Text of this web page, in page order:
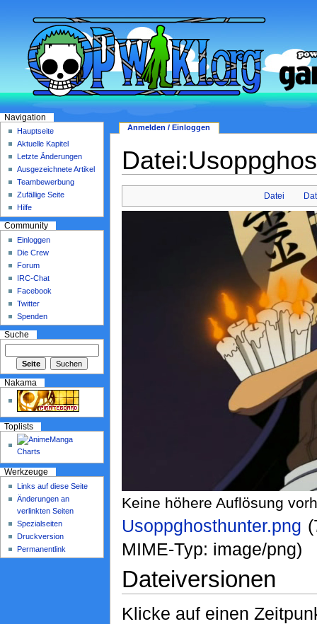
Datei
Keine höhere Auflösung
Usoppghosthunter.png
MIME-Typ: image/png)
Dateiversionen
Klicke auf einen
Anmelden / Einloggen
Navigation
Hauptseite
Aktuelle Kapitel
Letzte Änderungen
Ausgezeichnete Artikel
Teambewerbung
Zufällige Seite
Hilfe
Community
Einloggen
Die Crew
Forum
IRC-Chat
Facebook
Twitter
Spenden
Suche
Nakama
Toplists
Werkzeuge
Links auf diese Seite
Änderungen an
verlinkten Seiten
Spezialseiten
Druckversion
Permanentlink